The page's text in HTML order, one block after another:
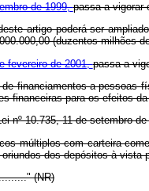
de 1999,passa a vigorar
artigo poderá ser
(duzentos milhões
fevereiro de 2001,passa a
financiamentos a pessoas
financeiras para os efeitos
nº 10.735, 11 de setembro
múltiplos com carteira
dos depósitos à
(NR)